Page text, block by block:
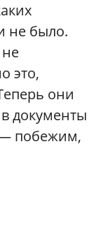
не было.
это,
они
документы
— побежим,